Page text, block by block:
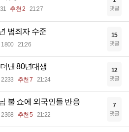
추천 2 21:27 댓글
범죄자 수준
1800 21:26
15
댓글
낸 80년대생
2233 추천 7 21:24
12
댓글
불 쇼에 외국인들 반응
2368 추천 5 21:22
7
댓글